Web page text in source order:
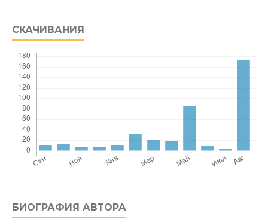
СКАЧИВАНИЯ
БИОГРАФИЯ АВТОРА